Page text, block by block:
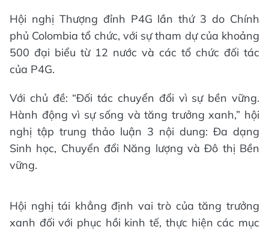
Hội nghị Thượng đỉnh P4G lần thứ 3 do Chính
phủ Colombia tổ chức, với sự tham dự của khoảng
500 đại biểu từ 12 nước và các tổ chức đối tác
của P4G.
Với chủ đề: “Đối tác chuyển đổi vì sự bền vững.
Hành động vì sự sống và tăng trưởng xanh,” hội
nghị tập trung thảo luận 3 nội dung: Đa dạng
Sinh học, Chuyển đổi Năng lượng và Đô thị Bền
vững.
Hội nghị tái khẳng định vai trò của tăng trưởng
xanh đối với phục hồi kinh tế, thực hiện các mục